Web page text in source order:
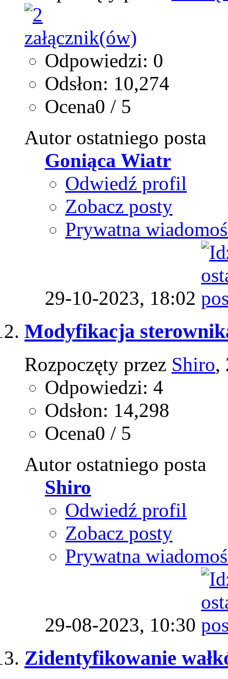
Odpowiedzi: 0
Odsłon: 10,274
Ocena0 / 5
Autor ostatniego posta
Goniąca Wiatr
Odwiedź profil
Zobacz posty
Prywatna
29-10-2023, 18:02
Modyfikacja
Rozpoczęty przez Shiro,
Odpowiedzi: 4
Odsłon: 14,298
Ocena0 / 5
Autor ostatniego posta
Shiro
Odwiedź profil
Zobacz posty
Prywatna
29-08-2023, 10:30
Zidentyfikowanie